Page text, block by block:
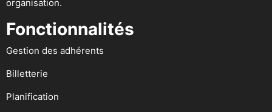
organisation.
Fonctionnalités
Gestion des adhérents
Billetterie
Planification